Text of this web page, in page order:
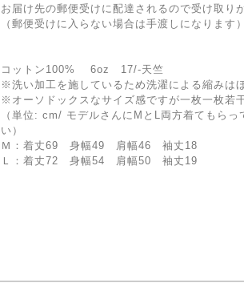
お届け先の郵便受けに配達されるので受け取り
（郵便受けに入らない場合は手渡しになります）
コットン100% 6oz 17/-天竺
※洗い加工を施しているため洗濯による縮みは
※オーソドックスなサイズ感ですが一枚一枚若
（単位: cm/ モデルさんにMとL両方着てもらっ
い）
Ｍ：着丈69 身幅49 肩幅46 袖丈18
Ｌ：着丈72 身幅54 肩幅50 袖丈19